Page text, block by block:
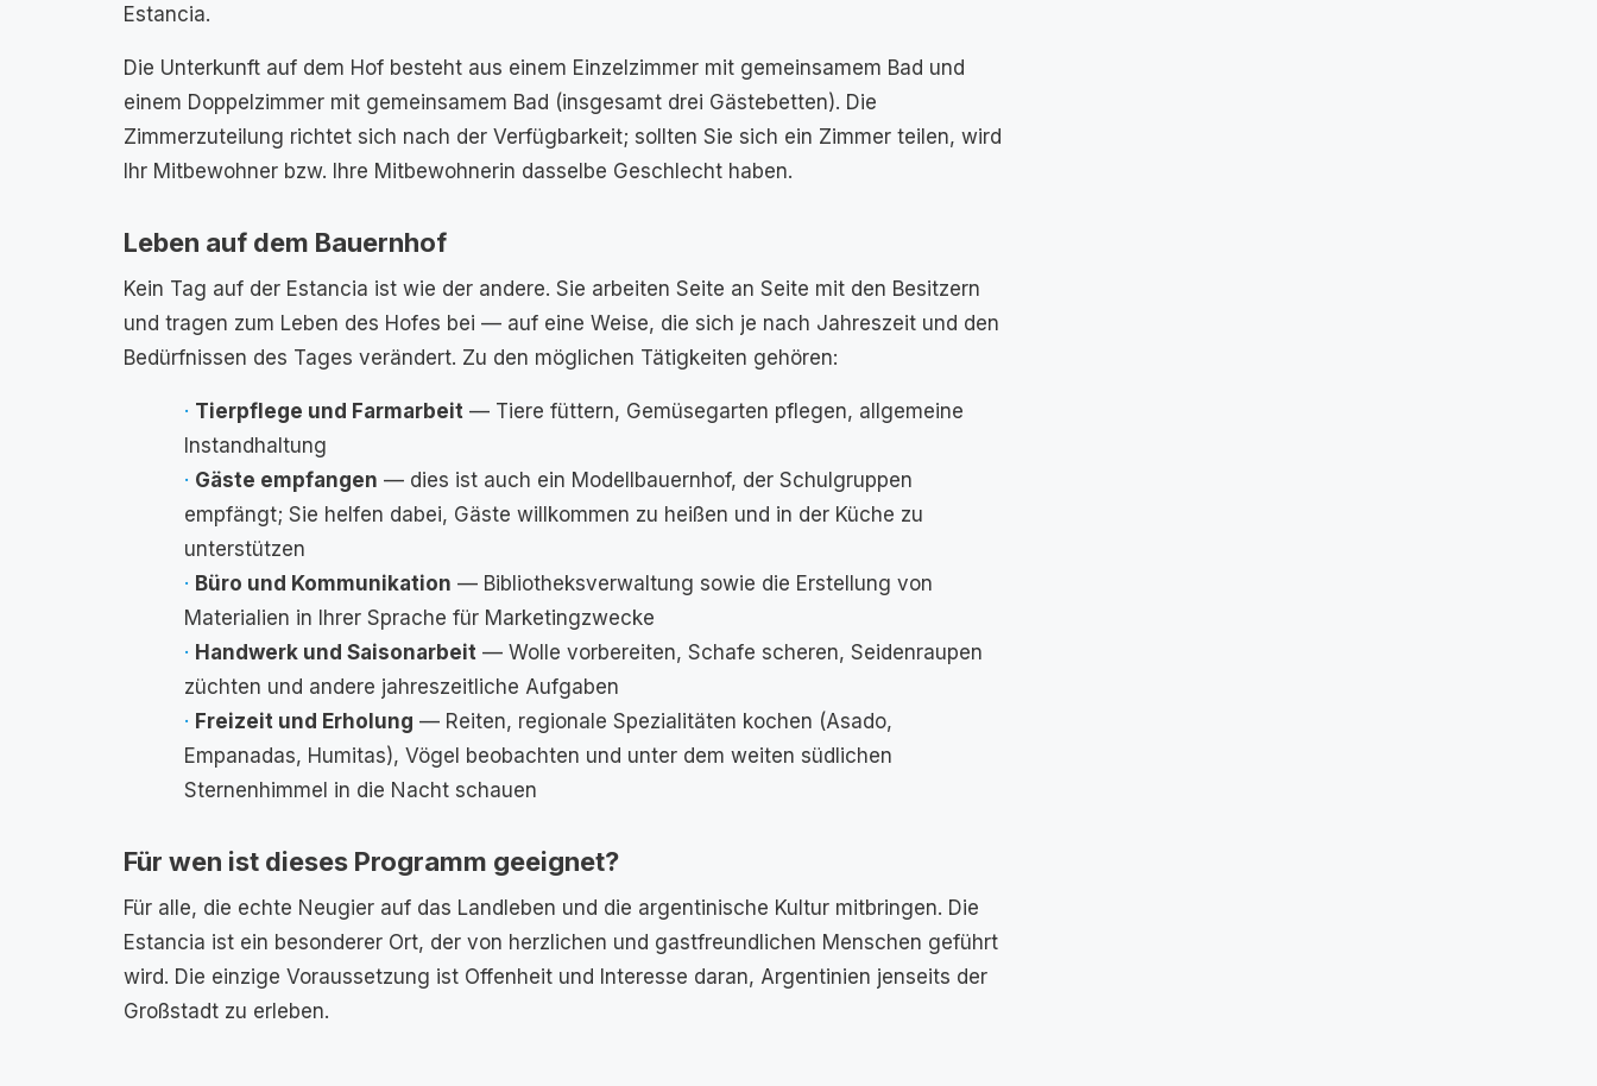
Estancia.
Die Unterkunft auf dem Hof besteht aus einem Einzelzimmer mit gemeinsamem Bad und
einem Doppelzimmer mit gemeinsamem Bad (insgesamt drei Gästebetten). Die
Zimmerzuteilung richtet sich nach der Verfügbarkeit; sollten Sie sich ein Zimmer teilen, wird
Ihr Mitbewohner bzw. Ihre Mitbewohnerin dasselbe Geschlecht haben.
Leben auf dem Bauernhof
Kein Tag auf der Estancia ist wie der andere. Sie arbeiten Seite an Seite mit den Besitzern
und tragen zum Leben des Hofes bei — auf eine Weise, die sich je nach Jahreszeit und den
Bedürfnissen des Tages verändert. Zu den möglichen Tätigkeiten gehören:
Tierpflege und Farmarbeit — Tiere füttern, Gemüsegarten pflegen, allgemeine
Instandhaltung
Gäste empfangen — dies ist auch ein Modellbauernhof, der Schulgruppen
empfängt; Sie helfen dabei, Gäste willkommen zu heißen und in der Küche zu
unterstützen
Büro und Kommunikation — Bibliotheksverwaltung sowie die Erstellung von
Materialien in Ihrer Sprache für Marketingzwecke
Handwerk und Saisonarbeit — Wolle vorbereiten, Schafe scheren, Seidenraupen
züchten und andere jahreszeitliche Aufgaben
Freizeit und Erholung — Reiten, regionale Spezialitäten kochen (Asado,
Empanadas, Humitas), Vögel beobachten und unter dem weiten südlichen
Sternenhimmel in die Nacht schauen
Für wen ist dieses Programm geeignet?
Für alle, die echte Neugier auf das Landleben und die argentinische Kultur mitbringen. Die
Estancia ist ein besonderer Ort, der von herzlichen und gastfreundlichen Menschen geführt
wird. Die einzige Voraussetzung ist Offenheit und Interesse daran, Argentinien jenseits der
Großstadt zu erleben.